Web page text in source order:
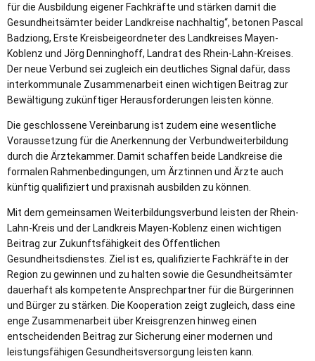
für die Ausbildung eigener Fachkräfte und stärken damit die
Gesundheitsämter beider Landkreise nachhaltig“, betonen Pascal
Badziong, Erste Kreisbeigeordneter des Landkreises Mayen-
Koblenz und Jörg Denninghoff, Landrat des Rhein-Lahn-Kreises.
Der neue Verbund sei zugleich ein deutliches Signal dafür, dass
interkommunale Zusammenarbeit einen wichtigen Beitrag zur
Bewältigung zukünftiger Herausforderungen leisten könne.
Die geschlossene Vereinbarung ist zudem eine wesentliche
Voraussetzung für die Anerkennung der Verbundweiterbildung
durch die Ärztekammer. Damit schaffen beide Landkreise die
formalen Rahmenbedingungen, um Ärztinnen und Ärzte auch
künftig qualifiziert und praxisnah ausbilden zu können.
Mit dem gemeinsamen Weiterbildungsverbund leisten der Rhein-
Lahn-Kreis und der Landkreis Mayen-Koblenz einen wichtigen
Beitrag zur Zukunftsfähigkeit des Öffentlichen
Gesundheitsdienstes. Ziel ist es, qualifizierte Fachkräfte in der
Region zu gewinnen und zu halten sowie die Gesundheitsämter
dauerhaft als kompetente Ansprechpartner für die Bürgerinnen
und Bürger zu stärken. Die Kooperation zeigt zugleich, dass eine
enge Zusammenarbeit über Kreisgrenzen hinweg einen
entscheidenden Beitrag zur Sicherung einer modernen und
leistungsfähigen Gesundheitsversorgung leisten kann.